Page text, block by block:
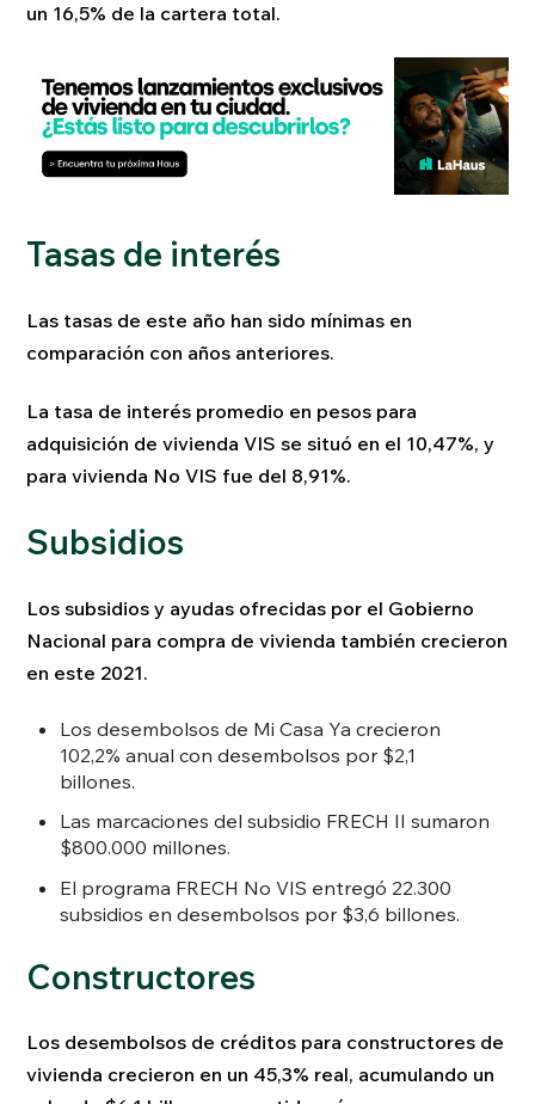
un 16,5% de la cartera total.
Tasas de interés
Las tasas de este año han sido mínimas en
comparación con años anteriores.
La tasa de interés promedio en pesos para
adquisición de vivienda VIS se situó en el 10,47%, y
para vivienda No VIS fue del 8,91%.
Subsidios
Los subsidios y ayudas ofrecidas por el Gobierno
Nacional para compra de vivienda también crecieron
en este 2021.
Los desembolsos de Mi Casa Ya crecieron
102,2% anual con desembolsos por $2,1
billones.
Las marcaciones del subsidio FRECH II sumaron
$800.000 millones.
El programa FRECH No VIS entregó 22.300
subsidios en desembolsos por $3,6 billones.
Constructores
Los desembolsos de créditos para constructores de
vivienda crecieron en un 45,3% real, acumulando un